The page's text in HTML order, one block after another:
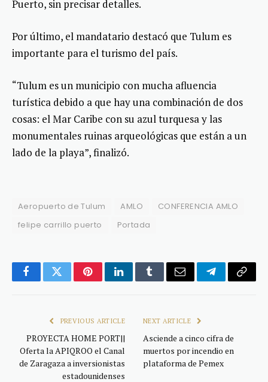
Puerto, sin precisar detalles.
Por último, el mandatario destacó que Tulum es
importante para el turismo del país.
“Tulum es un municipio con mucha afluencia
turística debido a que hay una combinación de dos
cosas: el Mar Caribe con su azul turquesa y las
monumentales ruinas arqueológicas que están a un
lado de la playa”, finalizó.
Aeropuerto de Tulum AMLO
CONFERENCIA AMLO
felipe carrillo puerto
Portada
FacebookTwitterPinterestLinkedInTumblrEmail TelegramCopy
PREVIOUS ARTICLE
PROYECTA HOME PORT||
Oferta la APIQROO el Canal
de Zaragaza a inversionistas
estadounidenses
NEXT ARTICLE
Asciende a cinco cifra de
muertos por incendio en
plataforma de Pemex